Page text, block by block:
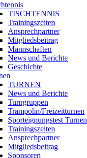
TISCHTENNIS
Trainingszeiten
Ansprechpartner
Mitgliedsbeitrag
Mannschaften
News und Berichte
Geschichte
TURNEN
News und Berichte
Turngruppen
Trampolin/Freizeitturnen
Sporteignungstest Turnen
Trainingszeiten
Ansprechpartner
Mitgliedsbeitrag
Sponsoren